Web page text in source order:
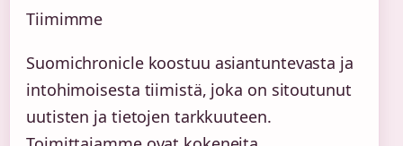
Tiimimme
Suomichronicle koostuu asiantuntevasta ja
intohimoisesta tiimistä, joka on sitoutunut
uutisten ja tietojen tarkkuuteen.